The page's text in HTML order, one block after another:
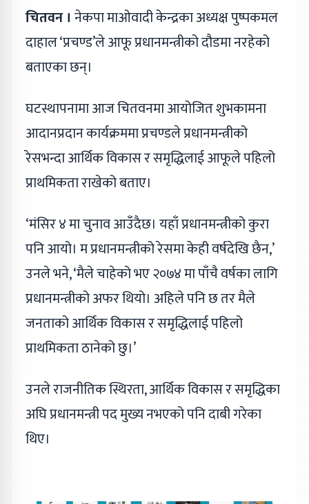
चितवन । नेकपा माओवादी केन्द्रका अध्यक्ष पुष्पकमल
दाहाल ‘प्रचण्ड’ले आफू प्रधानमन्त्रीको दौडमा नरहेको
बताएका छन्।
घटस्थापनामा आज चितवनमा आयोजित शुभकामना
आदानप्रदान कार्यक्रममा प्रचण्डले प्रधानमन्त्रीको
रेसभन्दा आर्थिक विकास र समृद्धिलाई आफूले पहिलो
प्राथमिकता राखेको बताए।
‘मंसिर ४ मा चुनाव आउँदैछ। यहाँ प्रधानमन्त्रीको कुरा
पनि आयो। म प्रधानमन्त्रीको रेसमा केही वर्षदेखि छैन,’
उनले भने, ‘मैले चाहेको भए २०७४ मा पाँचै वर्षका लागि
प्रधानमन्त्रीको अफर थियो। अहिले पनि छ तर मैले
जनताको आर्थिक विकास र समृद्धिलाई पहिलो
प्राथमिकता ठानेको छु।’
उनले राजनीतिक स्थिरता, आर्थिक विकास र समृद्धिका
अघि प्रधानमन्त्री पद मुख्य नभएको पनि दाबी गरेका
थिए।